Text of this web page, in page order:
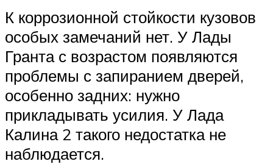
К коррозионной стойкости кузовов
особых замечаний нет. У Лады
Гранта с возрастом появляются
проблемы с запиранием дверей,
особенно задних: нужно
прикладывать усилия. У Лада
Калина 2 такого недостатка не
наблюдается.